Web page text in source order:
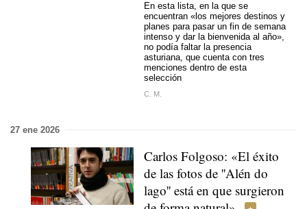
En esta lista, en la que se
encuentran «los mejores destinos y
planes para pasar un fin de semana
intenso y dar la bienvenida al año»,
no podía faltar la presencia
asturiana, que cuenta con tres
menciones dentro de esta
selección
C. M.
27 ene 2026
Carlos Folgoso: «El éxito
de las fotos de ''Alén do
lago'' está en que surgieron